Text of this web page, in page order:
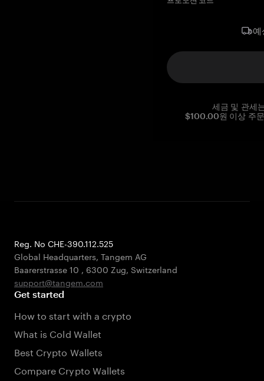
예
세금 및 관세
$100.00원 이상 주
Reg. No CHE-390.112.525
Global Headquarters, Tangem AG
Baarerstrasse 10 , 6300 Zug, Switzerland
support@tangem.com
Get started
How to start with a crypto
What is Cold Wallet
Best Crypto Wallets
Compare Crypto Wallets